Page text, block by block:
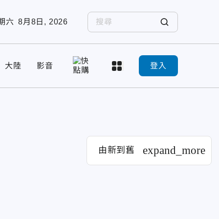
六 8月8日, 2026
大陸 影音 登入
由新到舊 expand_more